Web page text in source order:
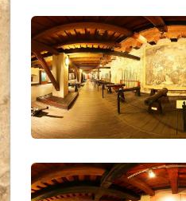
UKR_(15)
UKR_(16)